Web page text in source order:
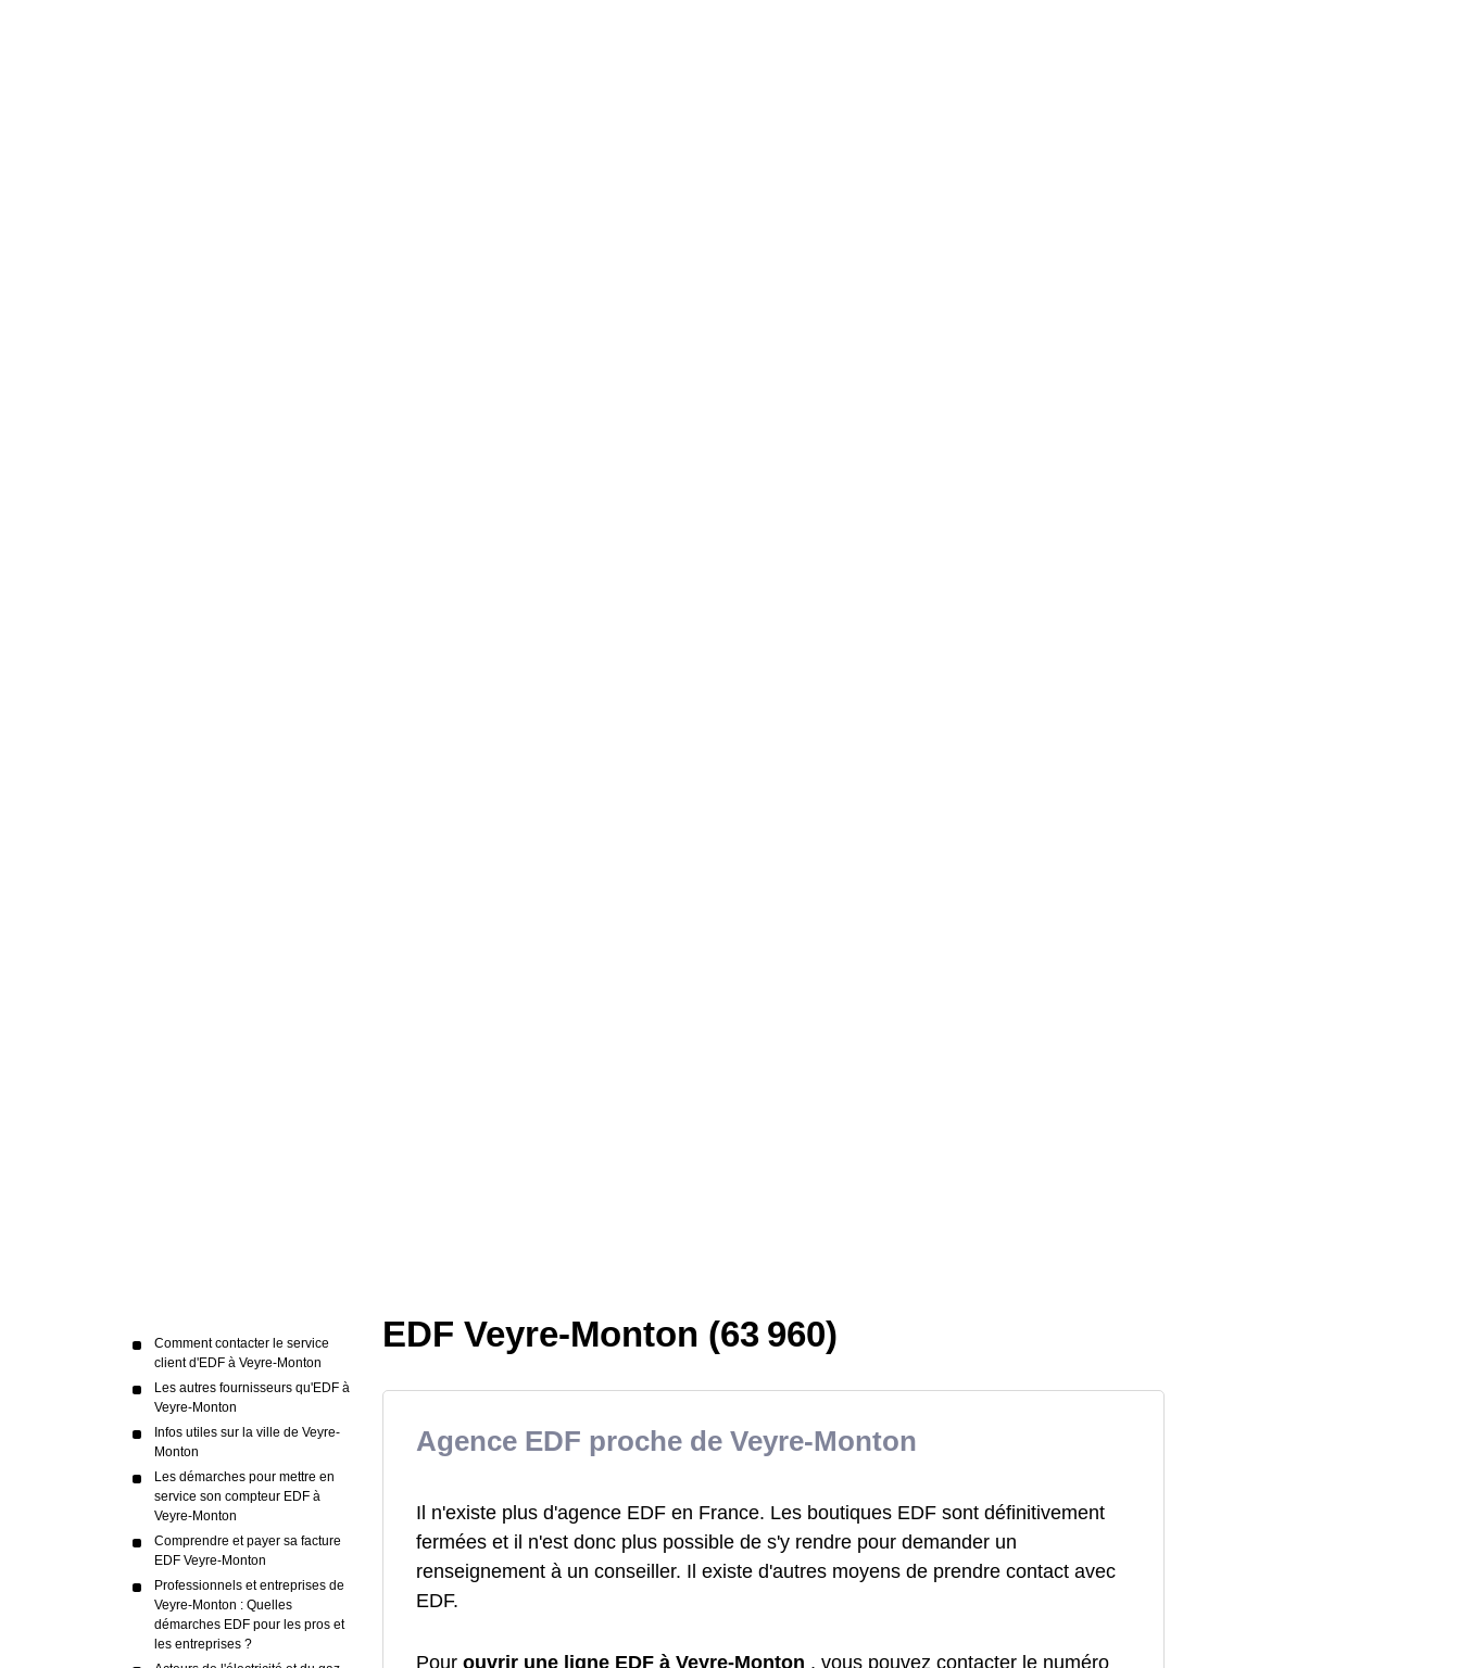
Comment contacter le service
client d'EDF à Veyre-Monton
Les autres fournisseurs qu'EDF à
Veyre-Monton
Infos utiles sur la ville de Veyre-
Monton
Les démarches pour mettre en
service son compteur EDF à
Veyre-Monton
Comprendre et payer sa facture
EDF Veyre-Monton
Professionnels et entreprises de
Veyre-Monton : Quelles
démarches EDF pour les pros et
les entreprises ?
EDF Veyre-Monton (63 960)
Agence EDF proche de Veyre-Monton
Il n'existe plus d'agence EDF en France. Les boutiques EDF sont définitivement
fermées et il n'est donc plus possible de s'y rendre pour demander un
renseignement à un conseiller. Il existe d'autres moyens de prendre contact avec
EDF.
Pour ouvrir une ligne EDF à Veyre-Monton , vous pouvez contacter le numéro